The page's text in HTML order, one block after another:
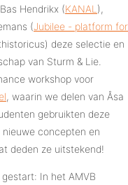
Hendrikx (KANAL),
(Jubilee - platform for
deze selectie en
van Sturm & Lie.
workshop voor
, waarin we delen van Åsa
gebruikten deze
concepten en
deden ze uitstekend!
In het AMVB